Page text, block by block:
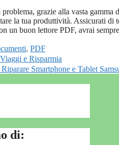
grazie alla vasta
la tua produttività. Assicurati di
un buon lettore PDF, avrai
, PDF
e Risparmia
Smartphone e Tablet
di: